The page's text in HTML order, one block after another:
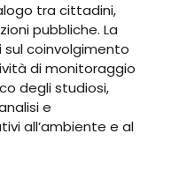
tra cittadini,
pubbliche. La
coinvolgimento
di monitoraggio
degli studiosi,
e
all’ambiente e al